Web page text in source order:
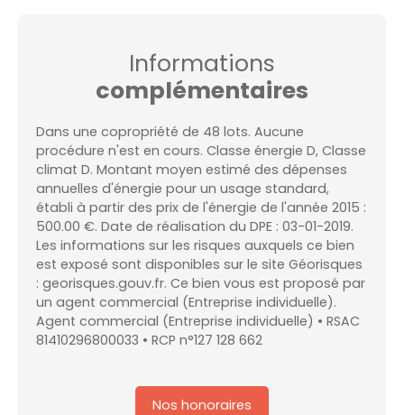
Informations
complémentaires
Dans une copropriété de 48 lots. Aucune
procédure n'est en cours. Classe énergie D, Classe
climat D. Montant moyen estimé des dépenses
annuelles d'énergie pour un usage standard,
établi à partir des prix de l'énergie de l'année 2015 :
500.00 €. Date de réalisation du DPE : 03-01-2019.
Les informations sur les risques auxquels ce bien
est exposé sont disponibles sur le site Géorisques
: georisques.gouv.fr. Ce bien vous est proposé par
un agent commercial (Entreprise individuelle).
Agent commercial (Entreprise individuelle) • RSAC
81410296800033 • RCP n°127 128 662
Nos honoraires